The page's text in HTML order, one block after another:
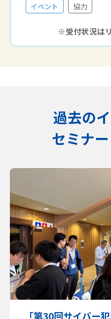
イベント 協力
過去の
セミナ
「第30回サイバー